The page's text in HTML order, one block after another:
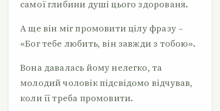
самої глибини душі цього здорованя.
А ще він міг промовити цілу фразу –
«Бог тебе любить, він завжди з тобою».
Вона давалась йому нелегко, та
молодий чоловік підсвідомо відчував,
коли її треба промовити.